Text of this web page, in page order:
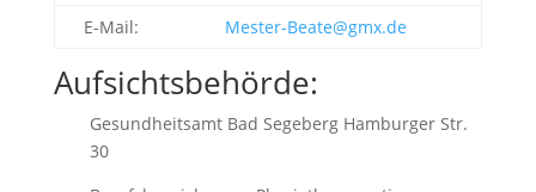
E-Mail:
Mester-Beate@gmx.de
Aufsichtsbehörde:
Gesundheitsamt Bad Segeberg Hamburger Str.
30